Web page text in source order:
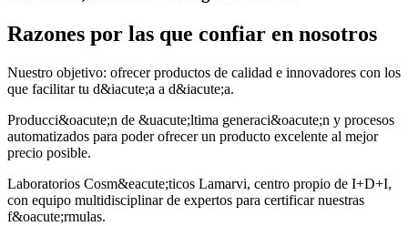
Razones por las que confiar en nosotros
Nuestro objetivo: ofrecer productos de calidad e innovadores con los
que facilitar tu d&iacute;a a d&iacute;a.
Producci&oacute;n de &uacute;ltima generaci&oacute;n y procesos
automatizados para poder ofrecer un producto excelente al mejor
precio posible.
Laboratorios Cosm&eacute;ticos Lamarvi, centro propio de I+D+I,
con equipo multidisciplinar de expertos para certificar nuestras
f&oacute;rmulas.